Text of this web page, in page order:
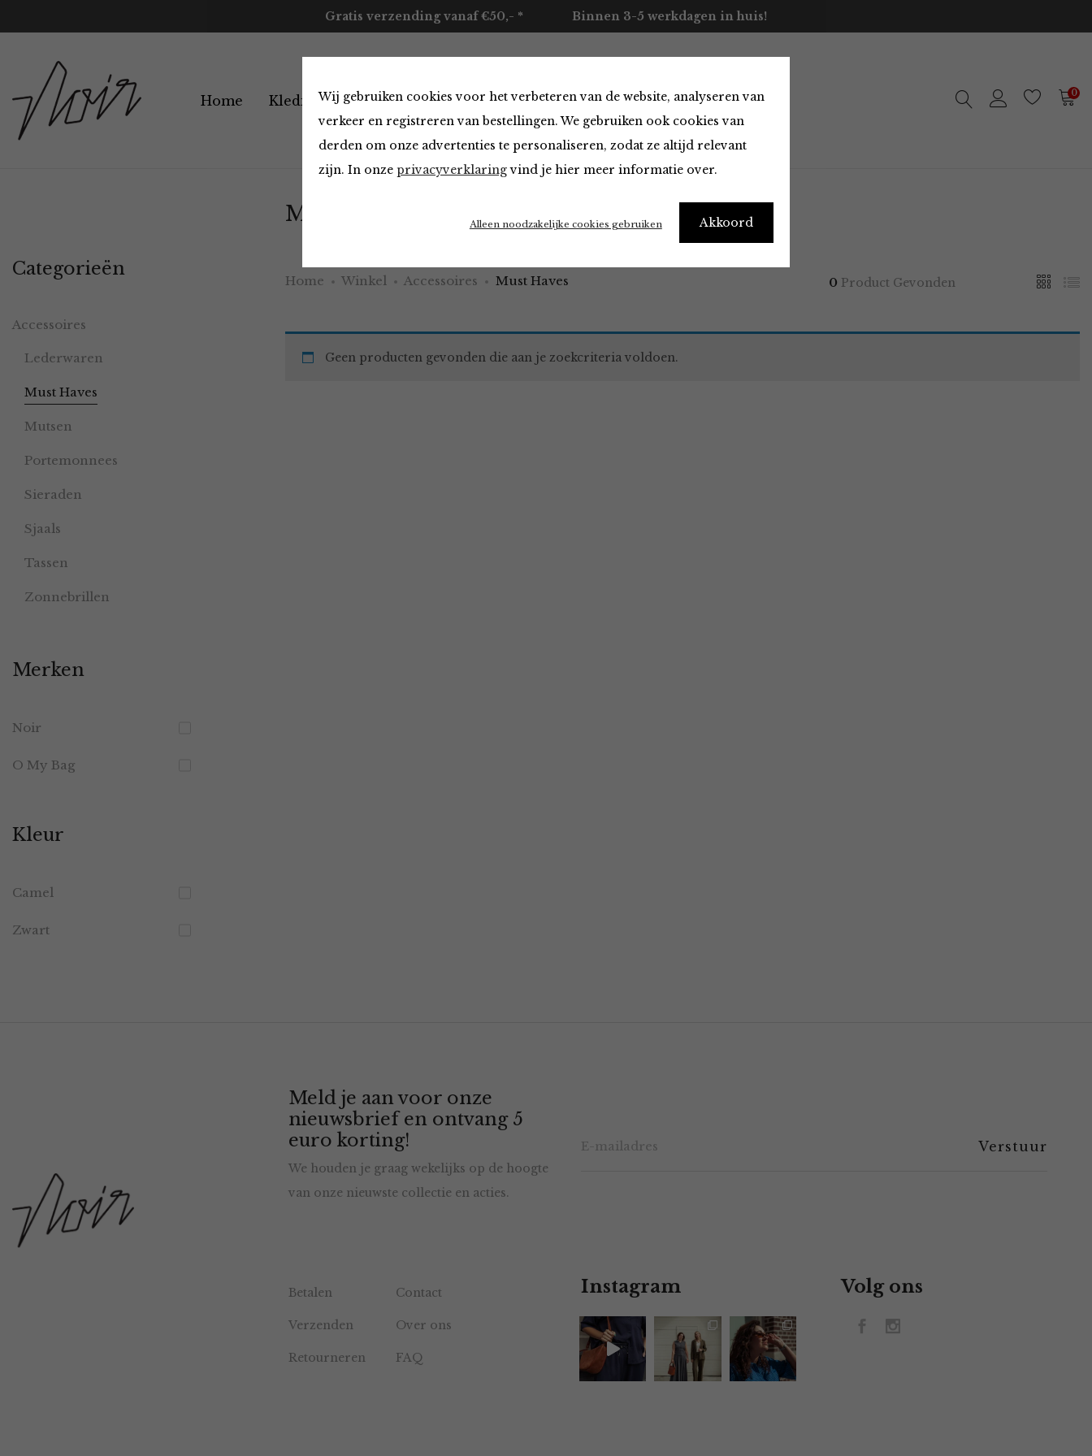
Wij gebruiken cookies voor het verbeteren van de website, analyseren van
verkeer en registreren van bestellingen. We gebruiken ook cookies van
derden om onze advertenties te personaliseren, zodat ze altijd relevant
zijn. In onze privacyverklaringvind je hier meer informatie over.
Akkoord
Alleen noodzakelijke cookies gebruiken
Gratis verzending vanaf €50,- * Binnen 3-5 werkdagen in huis!
Home Kleding Accessoires Merken Over ons Contact 0
Must Haves
Home Winkel Accessoires Must Haves 0 Product Gevonden
Geen producten gevonden die aan je zoekcriteria voldoen.
Categorieën
Accessoires
Lederwaren
Must Haves
Mutsen
Portemonnees
Sieraden
Sjaals
Tassen
Zonnebrillen
Merken
Noir
O My Bag
Kleur
Camel
Zwart
Meld je aan voor onze
nieuwsbrief en ontvang 5
euro korting!
We houden je graag wekelijks op de hoogte
van onze nieuwste collectie en acties.
Betalen Contact
Verzenden Over ons
Retourneren FAQ
Instagram Volg ons